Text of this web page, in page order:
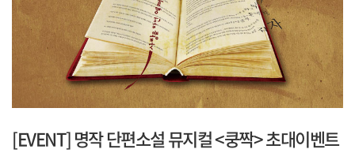
[EVENT] 명작 단편소설 뮤지컬 <쿵짝> 초대이벤트